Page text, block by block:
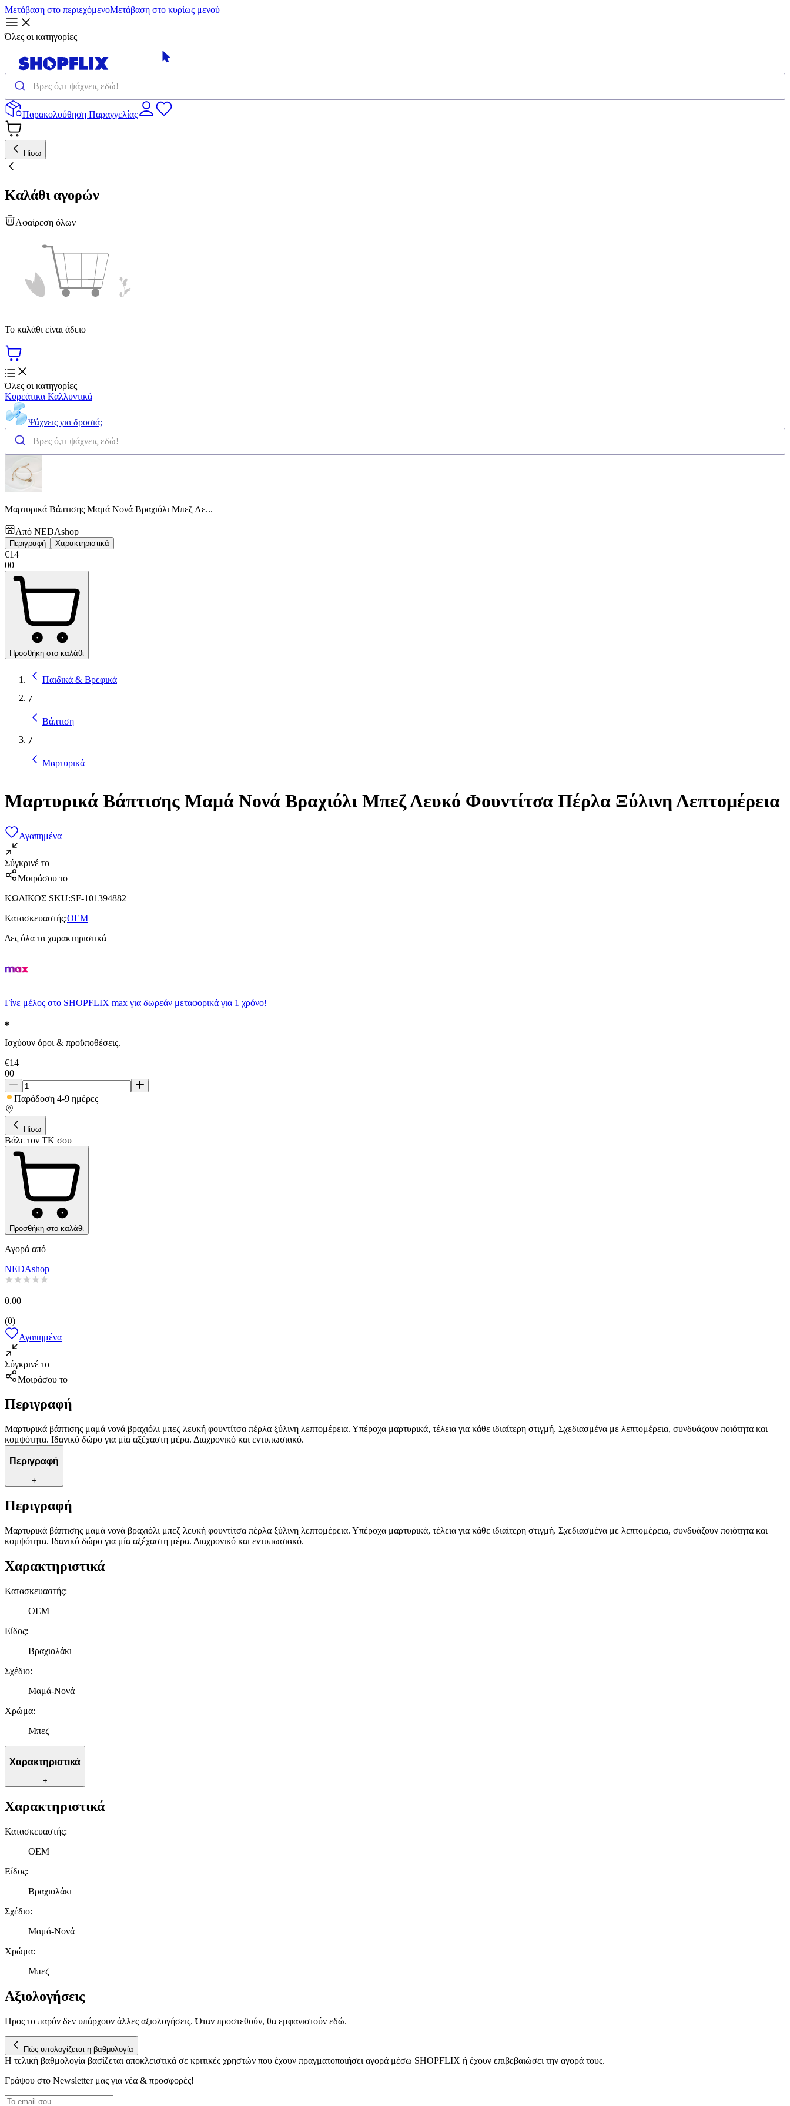
Μετάβαση στο περιεχόμενοΜετάβαση στο κυρίως μενού
Όλες οι κατηγορίες
Παρακολούθηση Παραγγελίας
Πίσω
Καλάθι αγορών
Αφαίρεση όλων
Το καλάθι είναι άδειο
Όλες οι κατηγορίες
Κορεάτικα Καλλυντικά
Ψάχνεις για δροσιά;
Μαρτυρικά Βάπτισης Μαμά Νονά Βραχιόλι Μπεζ Λε...
Από NEDAshop
Περιγραφή Χαρακτηριστικά
€14
00
Προσθήκη στο καλάθι
Παιδικά & Βρεφικά
/
Βάπτιση
/
Μαρτυρικά
Μαρτυρικά Βάπτισης Μαμά Νονά Βραχιόλι Μπεζ Λευκό Φουντίτσα Πέρλα Ξύλινη Λεπτομέρεια
Αγαπημένα
Σύγκρινέ το
Μοιράσου το
ΚΩΔΙΚΟΣ SKU:SF-101394882
Κατασκευαστής:OEM
Δες όλα τα χαρακτηριστικά
Γίνε μέλος στο SHOPFLIX max για δωρεάν μεταφορικά για 1 χρόνο!
Ισχύουν όροι & προϋποθέσεις.
€14
00
Παράδοση 4-9 ημέρες
Πίσω
Βάλε τον ΤΚ σου
Προσθήκη στο καλάθι
Αγορά από
NEDAshop
0.00
(0)
Αγαπημένα
Σύγκρινέ το
Μοιράσου το
Περιγραφή
Μαρτυρικά βάπτισης μαμά νονά βραχιόλι μπεζ λευκή φουντίτσα πέρλα ξύλινη λεπτομέρεια. Υπέροχα μαρτυρικά, τέλεια για κάθε ιδιαίτερη στιγμή. Σχεδιασμένα με λεπτομέρεια, συνδυάζουν ποιότητα και
κομψότητα. Ιδανικό δώρο για μία αξέχαστη μέρα. Διαχρονικό και εντυπωσιακό.
Περιγραφή
+
Περιγραφή
Μαρτυρικά βάπτισης μαμά νονά βραχιόλι μπεζ λευκή φουντίτσα πέρλα ξύλινη λεπτομέρεια. Υπέροχα μαρτυρικά, τέλεια για κάθε ιδιαίτερη στιγμή. Σχεδιασμένα με λεπτομέρεια, συνδυάζουν ποιότητα και
κομψότητα. Ιδανικό δώρο για μία αξέχαστη μέρα. Διαχρονικό και εντυπωσιακό.
Χαρακτηριστικά
Κατασκευαστής:
OEM
Είδος:
Βραχιολάκι
Σχέδιο:
Μαμά-Νονά
Χρώμα:
Μπεζ
Χαρακτηριστικά
+
Χαρακτηριστικά
Κατασκευαστής:
OEM
Είδος:
Βραχιολάκι
Σχέδιο:
Μαμά-Νονά
Χρώμα:
Μπεζ
Αξιολογήσεις
Προς το παρόν δεν υπάρχουν άλλες αξιολογήσεις. Όταν προστεθούν, θα εμφανιστούν εδώ.
Πώς υπολογίζεται η βαθμολογία
Η τελική βαθμολογία βασίζεται αποκλειστικά σε κριτικές χρηστών που έχουν πραγματοποιήσει αγορά μέσω SHOPFLIX ή έχουν επιβεβαιώσει την αγορά τους.
Γράψου στο Νewsletter μας για νέα & προσφορές!